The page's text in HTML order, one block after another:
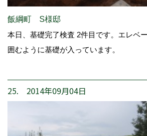
飯綱町 S様邸
本日、基礎完了検査 2件目です。エレベ
囲むように基礎が入っています。
25. 2014年09月04日